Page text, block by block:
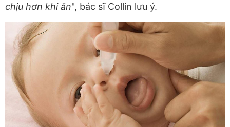
chịu hơn khi ăn", bác sĩ Collin lưu ý.